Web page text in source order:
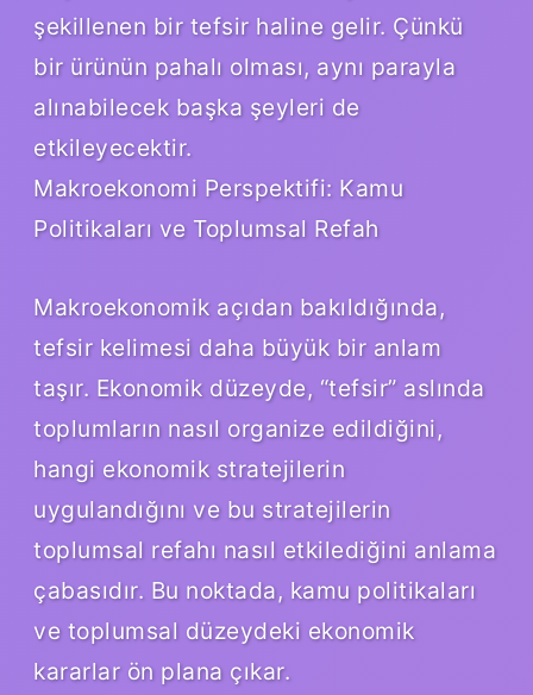
şekillenen bir tefsir haline gelir. Çünkü
bir ürünün pahalı olması, aynı parayla
alınabilecek başka şeyleri de
etkileyecektir.
Makroekonomi Perspektifi: Kamu
Politikaları ve Toplumsal Refah
Makroekonomik açıdan bakıldığında,
tefsir kelimesi daha büyük bir anlam
taşır. Ekonomik düzeyde, “tefsir” aslında
toplumların nasıl organize edildiğini,
hangi ekonomik stratejilerin
uygulandığını ve bu stratejilerin
toplumsal refahı nasıl etkilediğini anlama
çabasıdır. Bu noktada, kamu politikaları
ve toplumsal düzeydeki ekonomik
kararlar ön plana çıkar.